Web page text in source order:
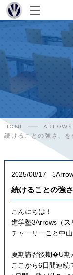
HOME
続けることの強さ、を
2025/08/17
続けることの強
こんにちは！
進学塾3Arrows（ス
チャーリーこと中山
夏期講習後期�U期
ここから6日間連続